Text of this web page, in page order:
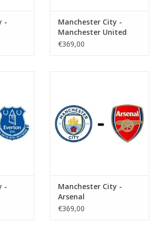
-
Manchester City -
Manchester United
€369,00
-
Manchester City -
Arsenal
€369,00